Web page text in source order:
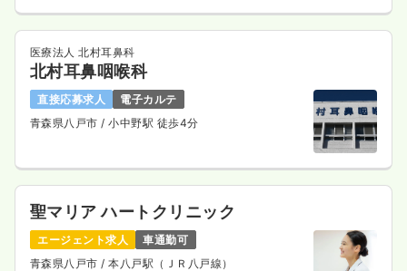
医療法人 北村耳鼻科
北村耳鼻咽喉科
直接応募求人
電子カルテ
青森県八戸市 / 小中野駅 徒歩4分
聖マリア ハートクリニック
エージェント求人
車通勤可
青森県八戸市 / 本八戸駅（ＪＲ八戸線）